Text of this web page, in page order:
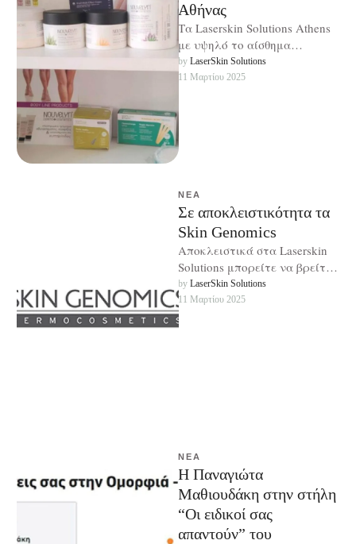
Αθήνας
Τα Laserskin Solutions Athens
με υψηλό το αίσθημα
κοινωνικής ευθύνης
προχώρησαν σε δωρεά
αναλωσίμων ειδών …
by LaserSkin Solutions
11 Μαρτίου 2025
ΝΈΑ
Σε αποκλειστικότητα τα
Skin Genomics
Αποκλειστικά στα Laserskin
Solutions μπορείτε να βρείτε
την “After Laser Treatment”
των Skin Genomics. Μία
κρέμα ειδικά σχεδιασμένη …
by LaserSkin Solutions
11 Μαρτίου 2025
ΝΈΑ
Η Παναγιώτα
Μαθιουδάκη στην στήλη
“Οι ειδικοί σας
απαντούν” του